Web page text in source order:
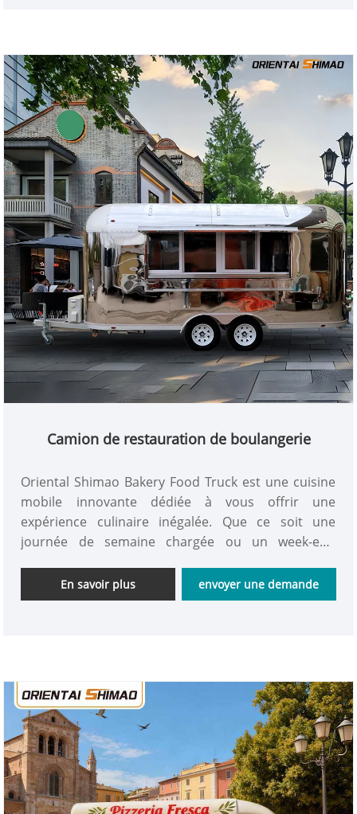
Camion de restauration de boulangerie
Oriental Shimao Bakery Food Truck est une cuisine
mobile innovante dédiée à vous offrir une
expérience culinaire inégalée. Que ce soit une
journée de semaine chargée ou un week-end
dans la ville avec des pains confectionnés avec soin.
Venez magasiner maintenant!
En savoir plus envoyer une demande